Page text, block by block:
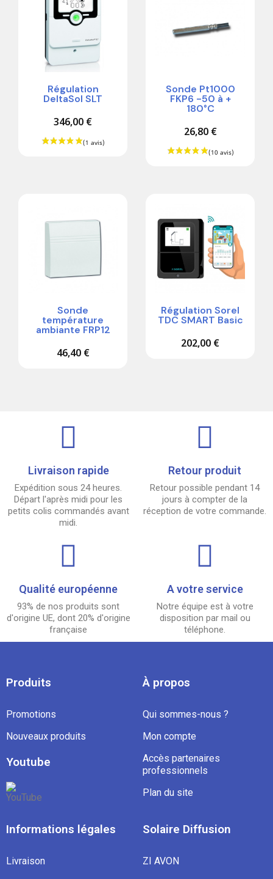
Régulation
DeltaSol SLT
346,00 €
Sonde Pt1000
FKP6 -50 à +
180°C
26,80 €
Sonde
température
ambiante FRP12
46,40 €
Régulation Sorel
TDC SMART Basic
202,00 €
Livraison rapide
Expédition sous 24 heures.
Départ l'après midi pour les
petits colis commandés avant
midi.
Retour produit
Retour possible pendant 14
jours à compter de la
réception de votre commande.
Qualité européenne
93% de nos produits sont
d'origine UE, dont 20% d'origine
française
A votre service
Notre équipe est à votre
disposition par mail ou
téléphone.
Produits
Promotions
Nouveaux produits
Youtube
À propos
Qui sommes-nous ?
Mon compte
Accès partenaires
professionnels
Plan du site
Informations légales
Livraison
Solaire Diffusion
ZI AVON